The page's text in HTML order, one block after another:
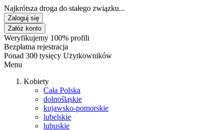
Najkrótsza droga do stałego związku...
Zaloguj się
Załóż konto
Weryfikujemy 100% profili
Bezpłatna rejestracja
Ponad 300 tysięcy Użytkowników
Menu
Kobiety
Cała Polska
dolnośląskie
kujawsko-pomorskie
lubelskie
lubuskie